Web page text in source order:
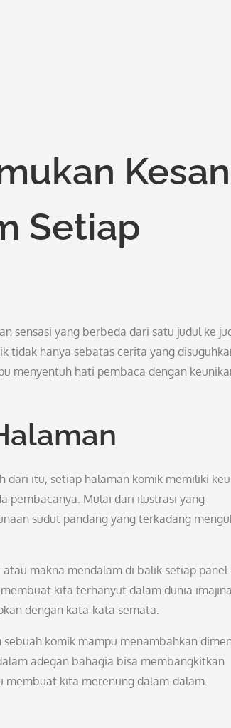
Kesan
Setiap
sensasi yang berbeda dari satu judul ke
tidak hanya sebatas cerita yang
menyentuh hati pembaca dengan
dari itu, setiap halaman komik memiliki
pembacanya. Mulai dari ilustrasi yang
sudut pandang yang terkadang
makna mendalam di balik setiap panel
kita terhanyut dalam dunia
dengan kata-kata semata.
komik mampu menambahkan
adegan bahagia bisa membangkitkan
membuat kita merenung dalam-dalam.